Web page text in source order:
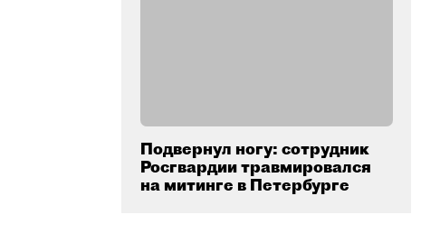
Подвернул ногу: сотрудник
Росгвардии травмировался
на митинге в Петербурге